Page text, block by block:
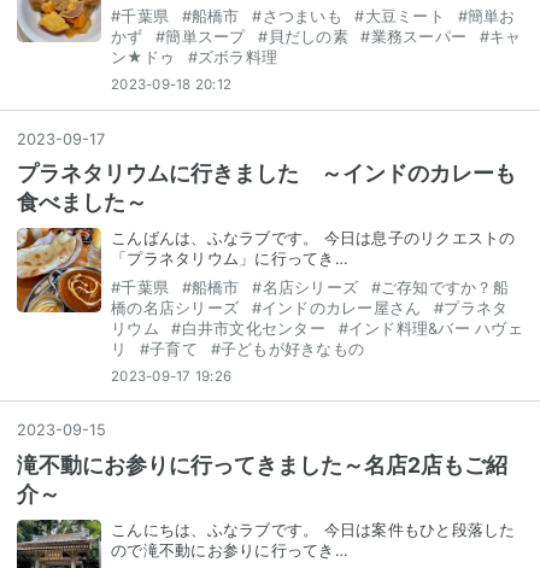
#千葉県 #船橋市 #さつまいも #大豆ミート #簡単お
かず
#簡単スープ # 貝だしの素 #業務スーパー #キャ
ン★ドゥ
#ズボラ料理
2023-09-18 20:12
2023-09-17
プラネタリウムに行きました ～インドのカレーも
食べました～
こんばんは、ふなラブです。 今日は息子のリクエストの
「プラネタリウム」に行ってき…
#千葉県 #船橋市 #名店シリーズ #ご存知ですか？船
橋の名店シリーズ
#インドのカレー屋さん #プラネタ
リウム
#白井市文化センター #インド料理&バー ハヴェ
リ
#子育て #子どもが好きなもの
2023-09-17 19:26
2023-09-15
滝不動にお参りに行ってきました～名店2店もご紹
介～
こんにちは、ふなラブです。 今日は案件もひと段落した
ので滝不動にお参りに行ってき…